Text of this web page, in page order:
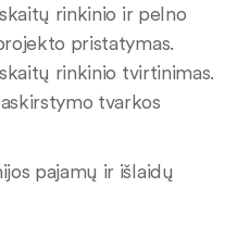
rinkinio ir pelno
pristatymas.
rinkinio tvirtinimas.
tvarkos
pajamų ir išlaidų